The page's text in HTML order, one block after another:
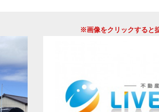
※画像をクリックすると